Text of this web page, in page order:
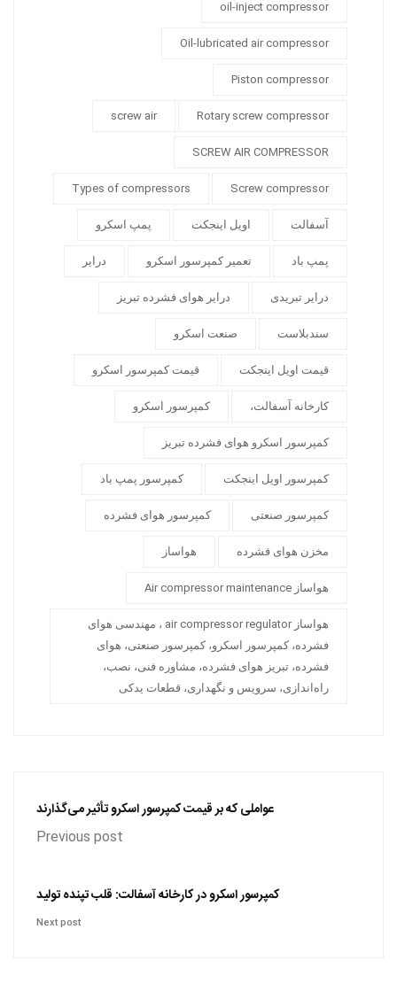
oil-inject compressor
Oil-lubricated air compressor
Piston compressor
Rotary screw compressor
screw air
SCREW AIR COMPRESSOR
Screw compressor
Types of compressors
آسفالت اویل اینجکت پمپ اسکرو
پمپ باد تعمیر کمپرسور اسکرو درایر
درایر تبریدی درایر هوای فشرده تبریز
سندبلاست صنعت اسکرو
قیمت اویل اینجکت قیمت کمپرسور اسکرو
کارخانه آسفالت، کمپرسور اسکرو
کمپرسور اسکرو هوای فشرده تبریز
کمپرسور اویل اینجکت کمپرسور پمپ باد
کمپرسور صنعتی کمپرسور هوای فشرده
مخزن هوای فشرده هواساز
هواساز Air compressor maintenance
هواساز air compressor regulator ، مهندسی هوای
فشرده، کمپرسور اسکرو، کمپرسور صنعتی، هوای
فشرده، تبریز هوای فشرده، مشاوره فنی، نصب،
راه‌اندازی، سرویس و نگهداری، قطعات یدکی
عواملی که بر قیمت کمپرسور اسکرو تأثیر می‌گذارند
Previous post
کمپرسور اسکرو در کارخانه آسفالت: قلب تپنده تولید
Next post